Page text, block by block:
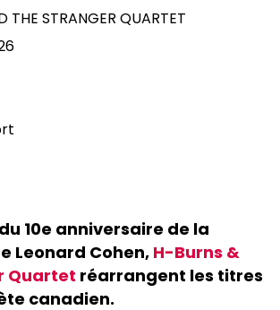
THE STRANGER QUARTET
10e anniversaire de la
Leonard Cohen, H-Burns &
Quartet réarrangent les titres
canadien.